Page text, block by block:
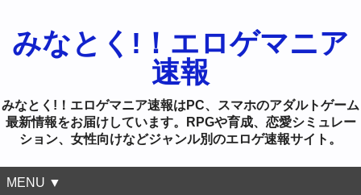
みなとく!！エロゲマニア
速報
みなとく!！エロゲマニア速報はPC、スマホのアダルトゲーム
最新情報をお届けしています。RPGや育成、恋愛シミュレー
ション、女性向けなどジャンル別のエロゲ速報サイト。
MENU ▼